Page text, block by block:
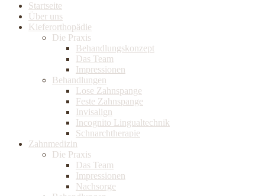
Startseite
Über uns
Kieferorthopädie
Die Praxis
Behandlungskonzept
Das Team
Impressionen
Behandlungen
Lose Zahnspange
Feste Zahnspange
Invisalign
Incognito Lingualtechnik
Schnarchtherapie
Zahnmedizin
Die Praxis
Das Team
Impressionen
Nachsorge